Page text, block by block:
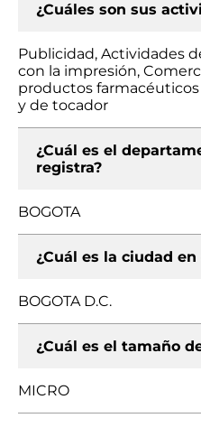
¿Cuáles son sus
Publicidad, Actividades
con la impresión,
productos
y de tocador
¿Cuál es el
registra?
BOGOTA
¿Cuál es la ciudad
BOGOTA D.C.
¿Cuál es el tamaño
MICRO